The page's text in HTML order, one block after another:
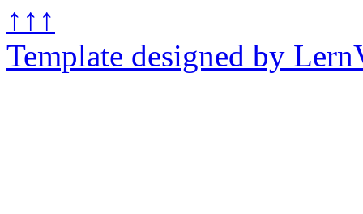
↑↑↑
Template designed by